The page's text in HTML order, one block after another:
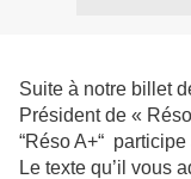
Suite à notre billet
Président de «
“Réso A+“
Le texte qu’il vous